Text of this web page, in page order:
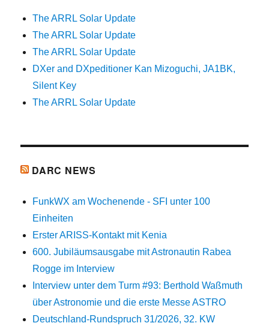
The ARRL Solar Update
The ARRL Solar Update
The ARRL Solar Update
DXer and DXpeditioner Kan Mizoguchi, JA1BK,
Silent Key
The ARRL Solar Update
DARC NEWS
FunkWX am Wochenende - SFI unter 100
Einheiten
Erster ARISS-Kontakt mit Kenia
600. Jubiläumsausgabe mit Astronautin Rabea
Rogge im Interview
Interview unter dem Turm #93: Berthold Waßmuth
über Astronomie und die erste Messe ASTRO
Deutschland-Rundspruch 31/2026, 32. KW